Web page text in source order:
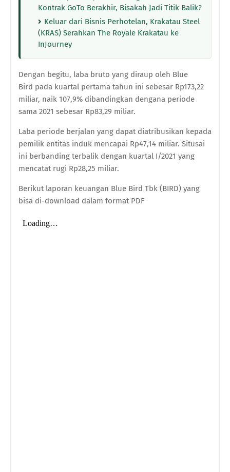
Kontrak GoTo Berakhir, Bisakah Jadi Titik Balik?
Keluar dari Bisnis Perhotelan, Krakatau Steel
(KRAS) Serahkan The Royale Krakatau ke
InJourney
Dengan begitu, laba bruto yang diraup oleh Blue
Bird pada kuartal pertama tahun ini sebesar Rp173,22
miliar, naik 107,9% dibandingkan dengana periode
sama 2021 sebesar Rp83,29 miliar.
Laba periode berjalan yang dapat diatribusikan kepada
pemilik entitas induk mencapai Rp47,14 miliar. Situsai
ini berbanding terbalik dengan kuartal I/2021 yang
mencatat rugi Rp28,25 miliar.
Berikut laporan keuangan Blue Bird Tbk (BIRD) yang
bisa di-download dalam format PDF